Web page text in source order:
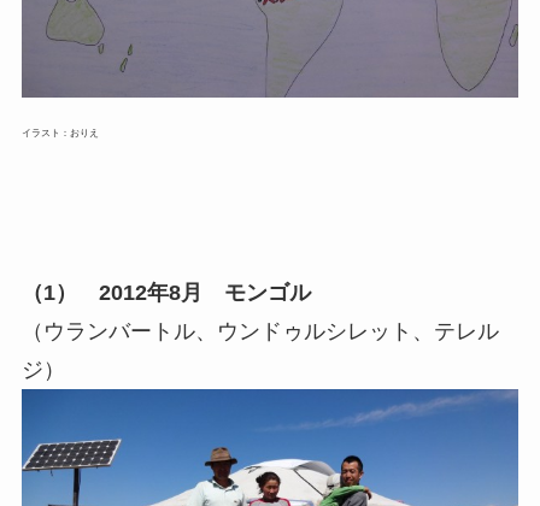
イラスト：おりえ
（1）
2012年8月 モンゴル
（ウランバートル、ウンドゥルシレット、テレル
ジ）